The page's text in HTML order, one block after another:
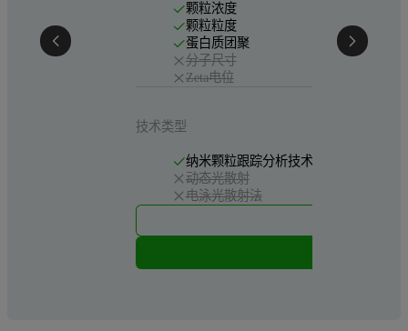
颗粒浓度
颗粒粒度
蛋白质团聚
分子尺寸
Zeta电位
技术类型
纳米颗粒跟踪分析技术
动态光散射
电泳光散射法